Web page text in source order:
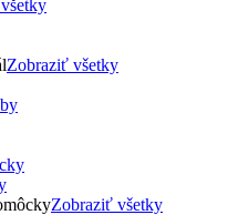
Zobraziť všetky
Zobraziť všetky